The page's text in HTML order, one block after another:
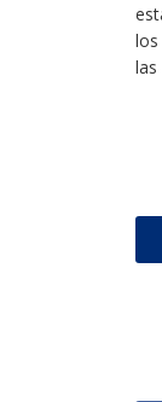
los
las